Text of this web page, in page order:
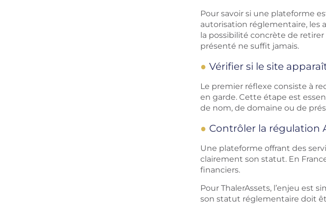
Pour savoir si une plateforme
autorisation réglementaire, les
la possibilité concrète de
présenté ne suffit jamais.
Vérifier si le site
Le premier réflexe consiste à
en garde. Cette étape est
de nom, de domaine ou de
Contrôler la régulation
Une plateforme offrant des
clairement son statut. En
financiers.
Pour ThalerAssets, l’enjeu est
son statut réglementaire doit